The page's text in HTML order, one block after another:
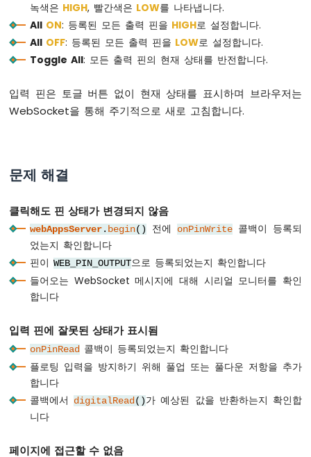
리
엔
코
더
아
두
이
ESP32
-
모
터
두
이
노
ESP32
-
자
차
이
녹색은 HIGH, 빨간색은 LOW를 나타냅니다.
All ON: 등록된 모든 출력 핀을 HIGH로 설정합니다.
All OFF: 등록된 모든 출력 핀을 LOW로 설정합니다.
Toggle All: 모든 출력 핀의 현재 상태를 반전합니다.
입력 핀은 토글 버튼 없이 현재 상태를 표시하며 브라우저는
WebSocket을 통해 주기적으로 새로 고침합니다.
문제 해결
클릭해도 핀 상태가 변경되지 않음
webAppsServer. begin() 전에 onPinWrite 콜백이 등록되
었는지 확인합니다
핀이WEB_PIN_OUTPUT으로 등록되었는지 확인합니다
들어오는 WebSocket 메시지에 대해 시리얼 모니터를 확인
합니다
입력 핀에 잘못된 상태가 표시됨
onPinRead 콜백이 등록되었는지 확인합니다
플로팅 입력을 방지하기 위해 풀업 또는 풀다운 저항을 추가
합니다
콜백에서digitalRead ()가 예상된 값을 반환하는지 확인합
니다
페이지에 접근할 수 없음